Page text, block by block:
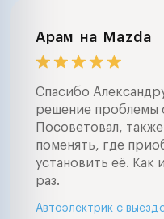
Арам на Mazda
Спасибо
решение проблемы
Посоветовал,
поменять, где
установить её. Как
раз.
Автоэлектрик с